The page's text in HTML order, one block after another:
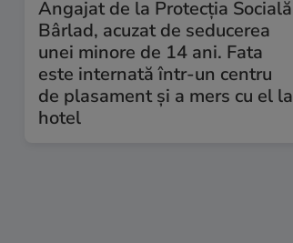
Angajat de la Protecția Socială
Bârlad, acuzat de seducerea
unei minore de 14 ani. Fata
este internată într-un centru
de plasament și a mers cu el la
hotel